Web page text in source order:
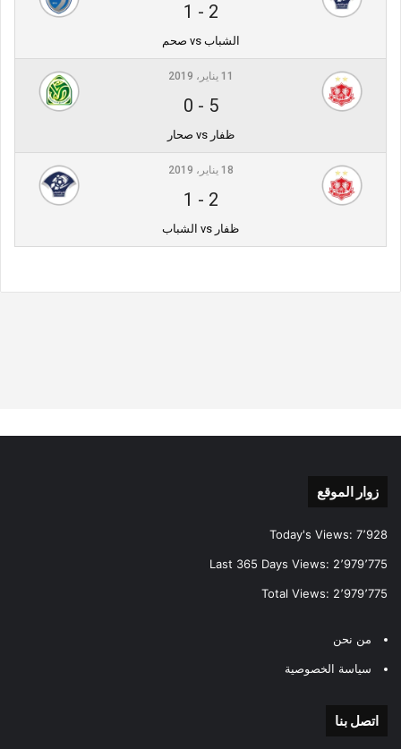
2
-
1
الشباب vs صحم
11 يناير، 2019
5
-
0
ظفار vs صحار
18 يناير، 2019
2
-
1
ظفار vs الشباب
زوار الموقع
Today's Views: 7٬928
Last 365 Days Views: 2٬979٬775
Total Views: 2٬979٬775
من نحن
سياسة الخصوصية
اتصل بنا